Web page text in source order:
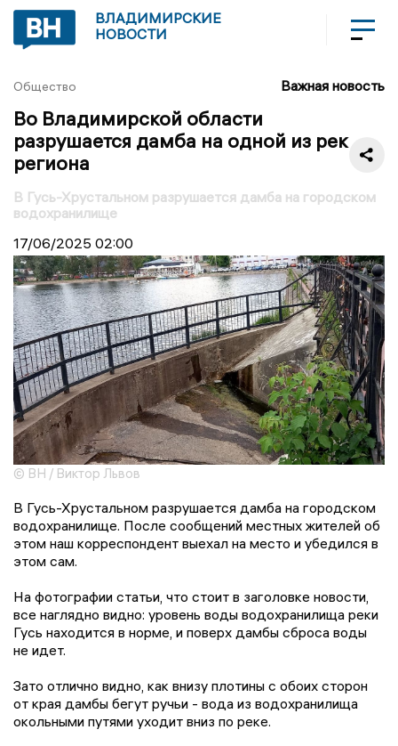
ВЛАДИМИРСКИЕ
НОВОСТИ
Общество Важная новость
Во Владимирской области
разрушается дамба на одной из рек
региона
В Гусь-Хрустальном разрушается дамба на городском
водохранилище
17/06/2025 02:00
© ВН / Виктор Львов
В Гусь-Хрустальном разрушается дамба на городском
водохранилище. После сообщений местных жителей об
этом наш корреспондент выехал на место и убедился в
этом сам.
На фотографии статьи, что стоит в заголовке новости,
все наглядно видно: уровень воды водохранилища реки
Гусь находится в норме, и поверх дамбы сброса воды
не идет.
Зато отлично видно, как внизу плотины с обоих сторон
от края дамбы бегут ручьи - вода из водохранилища
окольными путями уходит вниз по реке.